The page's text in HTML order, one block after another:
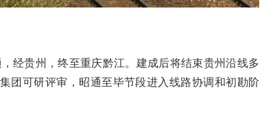
经贵州，终至重庆黔江。建成后将结束贵州沿线多
团可研评审，昭通至毕节段进入线路协调和初勘阶